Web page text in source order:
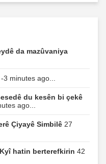
da mazûvaniya
-3 minutes ago...
du kesên bi çekê
ago...
Çiyayê Simbilê 27
hatin berterefkirin 42